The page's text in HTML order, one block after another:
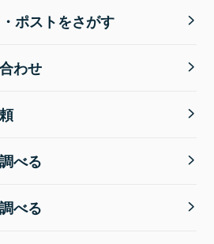
ポストをさがす
わせ
べる
べる